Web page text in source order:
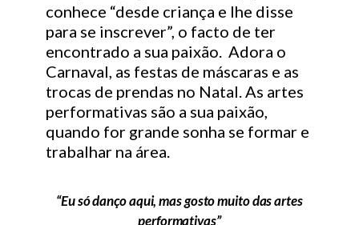
conhece “desde criança e lhe disse
para se inscrever”, o facto de ter
encontrado a sua paixão. Adora o
Carnaval, as festas de máscaras e as
trocas de prendas no Natal. As artes
performativas são a sua paixão,
quando for grande sonha se formar e
trabalhar na área.
“Eu só danço aqui, mas gosto muito das artes
performativas”